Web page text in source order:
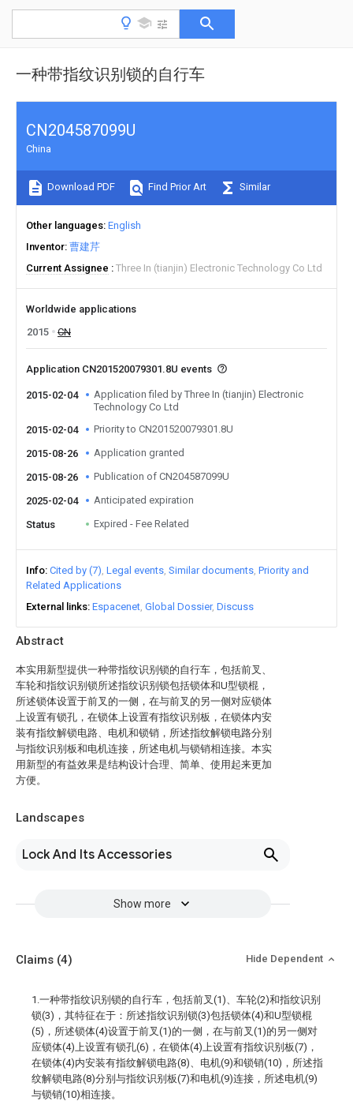
一种带指纹识别锁的自行车
Abstract
本实用新型提供一种带指纹识别锁的自行车，包括前叉、
车轮和指纹识别锁所述指纹识别锁包括锁体和U型锁棍，
所述锁体设置于前叉的一侧，在与前叉的另一侧对应锁体
上设置有锁孔，在锁体上设置有指纹识别板，在锁体内安
装有指纹解锁电路、电机和锁销，所述指纹解锁电路分别
与指纹识别板和电机连接，所述电机与锁销相连接。本实
用新型的有益效果是结构设计合理、简单、使用起来更加
方便。
Landscapes
Lock And Its Accessories
Show more
CN204587099U
China
Download PDF Find Prior Art Similar
Other languages English
Inventor 曹建芹
Current Assignee
Three In (tianjin) Electronic Technology Co Ltd
Worldwide applications
2015
CN
Application CN201520079301.8U events
2015-02-04
Application filed by Three In (tianjin) Electronic
Technology Co Ltd
2015-02-04
Priority to CN201520079301.8U
2015-08-26 Application granted
2015-08-26 Publication of CN204587099U
2025-02-04 Anticipated expiration
Status Expired - Fee Related
Info Cited by (7) Legal events Similar documents Priority and
Related Applications
External links Espacenet Global Dossier Discuss
Claims (4) Hide Dependent
1.一种带指纹识别锁的自行车，包括前叉(1)、车轮(2)和指纹识别
锁(3)，其特征在于：所述指纹识别锁(3)包括锁体(4)和U型锁棍
(5)，所述锁体(4)设置于前叉(1)的一侧，在与前叉(1)的另一侧对
应锁体(4)上设置有锁孔(6)，在锁体(4)上设置有指纹识别板(7)，
在锁体(4)内安装有指纹解锁电路(8)、电机(9)和锁销(10)，所述指
纹解锁电路(8)分别与指纹识别板(7)和电机(9)连接，所述电机(9)
与锁销(10)相连接。